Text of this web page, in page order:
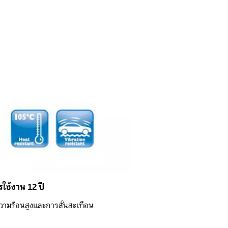
ช้งาน 12 ปี
มร้อนสูงและการสั่นสะเทือน